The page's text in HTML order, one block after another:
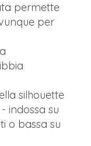
permette
per
silhouette
indossa su
o bassa su